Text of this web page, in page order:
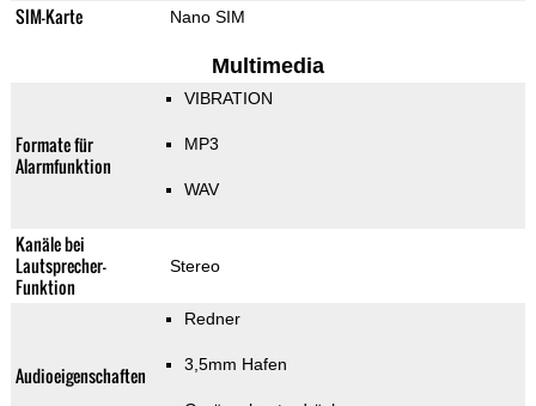
SIM-Karte Nano SIM
Multimedia
Formate für
Alarmfunktion
VIBRATION
MP3
WAV
Kanäle bei
Lautsprecher-
Funktion
Stereo
Audioeigenschaften
Redner
3,5mm Hafen